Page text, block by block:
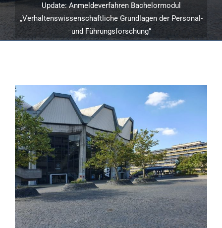
Update: Anmeldeverfahren Bachelormodul
„Verhaltenswissenschaftliche Grundlagen der Personal-
und Führungsforschung“